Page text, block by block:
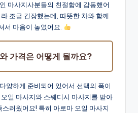
마사지사분들의 친절함에 감동했어
조금 긴장했는데, 따뜻한 차와 함께
서 마음이 놓였어요.
가격은 어떻게 될까요?
양하게 준비되어 있어서 선택의 폭이
일 마사지와 스웨디시 마사지를 받아
스러웠어요! 특히 아로마 오일 마사지